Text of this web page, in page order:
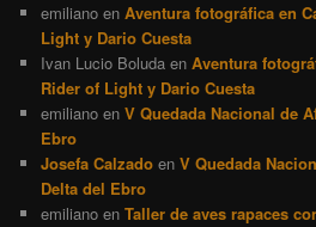
emiliano enAventura fotográfica en
Light y Dario Cuesta
Ivan Lucio Boluda enAventura
Rider of Light y Dario Cuesta
emiliano enV Quedada Nacional de
Ebro
Josefa Calzado enV Quedada
Delta del Ebro
emiliano enTaller de aves rapaces